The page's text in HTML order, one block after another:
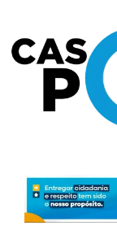
content